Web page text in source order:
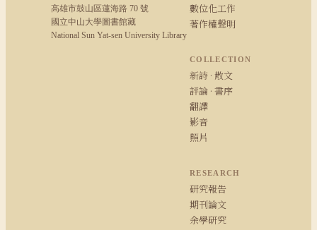
高雄市鼓山區蓮海路 70 號
國立中山大學圖書館藏
National Sun Yat-sen University Library
數位化工作
著作權聲明
COLLECTION
新詩 · 散文
評論 · 書序
翻譯
影音
照片
RESEARCH
研究報告
期刊論文
余學研究